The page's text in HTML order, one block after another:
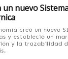
un nuevo
creó un nuevo
y estableció un
y la trazabilidad